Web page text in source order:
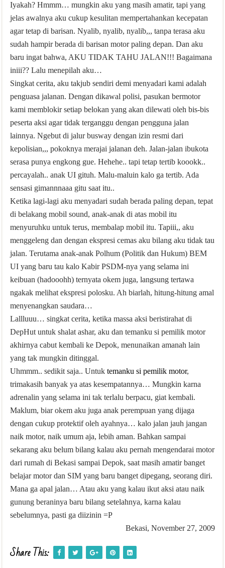
Iyakah? Hmmm… mungkin aku yang masih amatir, tapi yang
jelas awalnya aku cukup kesulitan mempertahankan kecepatan
agar tetap di barisan. Nyalib, nyalib, nyalib,,, tanpa terasa aku
sudah hampir berada di barisan motor paling depan. Dan aku
baru ingat bahwa, AKU TIDAK TAHU JALAN!!! Bagaimana
iniii?? Lalu menepilah aku…
Singkat cerita, aku takjub sendiri demi menyadari kami adalah
penguasa jalanan. Dengan dikawal polisi, pasukan bermotor
kami memblokir setiap belokan yang akan dilewati oleh bis-bis
peserta aksi agar tidak terganggu dengan pengguna jalan
lainnya. Ngebut di jalur busway dengan izin resmi dari
kepolisian,,, pokoknya merajai jalanan deh. Jalan-jalan ibukota
serasa punya engkong gue. Hehehe.. tapi tetap tertib koookk..
percayalah.. anak UI gituh. Malu-maluin kalo ga tertib. Ada
sensasi gimannnaaa gitu saat itu..
Ketika lagi-lagi aku menyadari sudah berada paling depan, tepat
di belakang mobil sound, anak-anak di atas mobil itu
menyuruhku untuk terus, membalap mobil itu. Tapiii,, aku
menggeleng dan dengan ekspresi cemas aku bilang aku tidak tau
jalan. Terutama anak-anak Polhum (Politik dan Hukum) BEM
UI yang baru tau kalo Kabir PSDM-nya yang selama ini
keibuan (hadooohh) ternyata okem juga, langsung tertawa
ngakak melihat ekspresi polosku. Ah biarlah, hitung-hitung amal
menyenangkan saudara…
Lallluuu… singkat cerita, ketika massa aksi beristirahat di
DepHut untuk shalat ashar, aku dan temanku si pemilik motor
akhirnya cabut kembali ke Depok, menunaikan amanah lain
yang tak mungkin ditinggal.
Uhmmm.. sedikit saja.. Untuk temanku si pemilik motor,
trimakasih banyak ya atas kesempatannya… Mungkin karna
adrenalin yang selama ini tak terlalu berpacu, giat kembali.
Maklum, biar okem aku juga anak perempuan yang dijaga
dengan cukup protektif oleh ayahnya… kalo jalan jauh jangan
naik motor, naik umum aja, lebih aman. Bahkan sampai
sekarang aku belum bilang kalau aku pernah mengendarai motor
dari rumah di Bekasi sampai Depok, saat masih amatir banget
belajar motor dan SIM yang baru banget dipegang, seorang diri.
Mana ga apal jalan… Atau aku yang kalau ikut aksi atau naik
gunung beraninya baru bilang setelahnya, karna kalau
sebelumnya, pasti ga diizinin =P
Bekasi, November 27, 2009
Share This: